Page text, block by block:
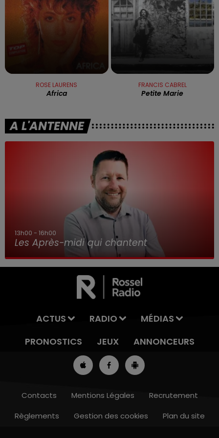
12h00 - 13h00
ROSE LAURENS
Africa
FRANCIS CABREL
Petite Marie
A L'ANTENNE
13h00 - 16h00
Les Après-midi qui chantent
ACTUS RADIO
MÉDIAS
PRONOSTICS
JEUX ANNONCEURS
Contacts Mentions Légales
Recrutement
Règlements
Gestion des cookies Plan du site